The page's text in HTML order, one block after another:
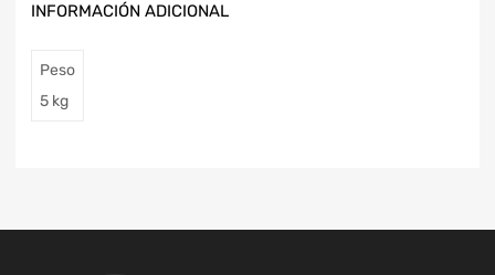
INFORMACIÓN ADICIONAL
Peso
5 kg